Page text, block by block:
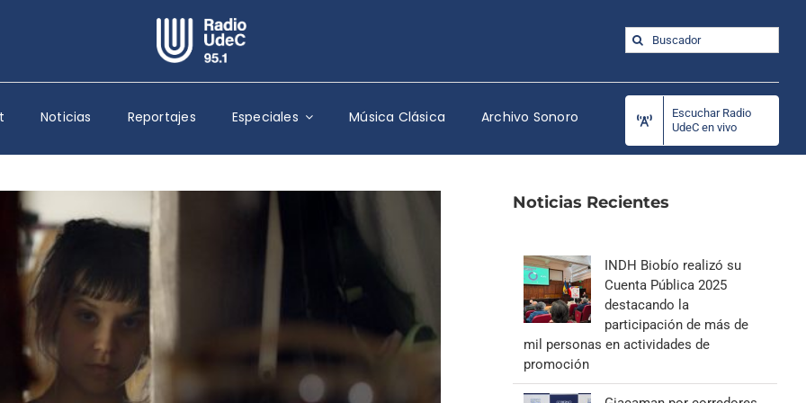
Escuchar Radio UdeC en vivo
Quiénes Somos
Programación
Podcast
Música Clásica
Especiales
Buscar:
Noticias Reportajes Especiales Música Clásica Archivo Sonoro
Escuchar Radio
UdeC en vivo
Noticias Recientes
INDH Biobío realizó su
Cuenta Pública 2025
destacando la
participación de más de
mil personas en actividades de
promoción